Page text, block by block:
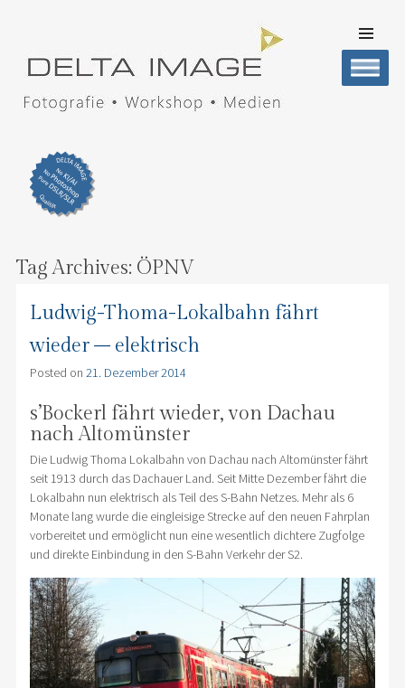
CONTENT
Tag Archives: ÖPNV
Ludwig-Thoma-Lokalbahn fährt
wieder – elektrisch
Posted on 21. Dezember 2014
s’Bockerl fährt wieder, von Dachau
nach Altomünster
Die Ludwig Thoma Lokalbahn von Dachau nach Altomünster fährt
seit 1913 durch das Dachauer Land. Seit Mitte Dezember fährt die
Lokalbahn nun elektrisch als Teil des S-Bahn Netzes. Mehr als 6
Monate lang wurde die eingleisige Strecke auf den neuen Fahrplan
vorbereitet und ermöglicht nun eine wesentlich dichtere Zugfolge
und direkte Einbindung in den S-Bahn Verkehr der S2.